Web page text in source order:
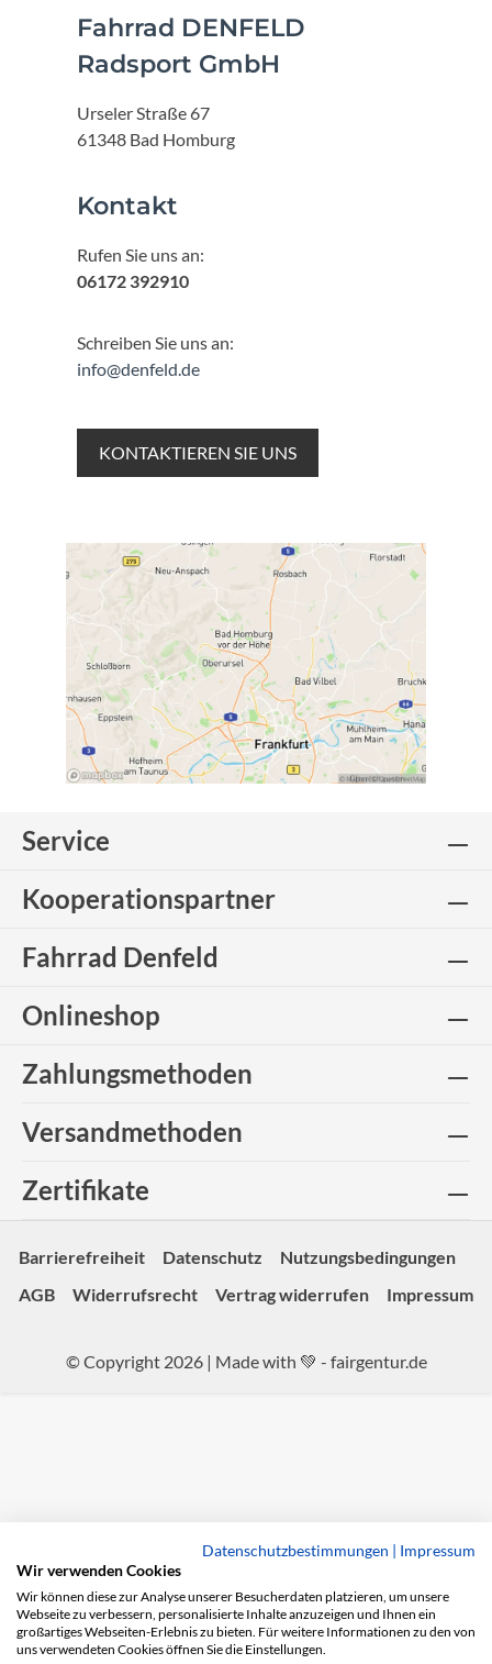
Fahrrad DENFELD
Radsport GmbH
Urseler Straße 67
61348 Bad Homburg
Kontakt
Rufen Sie uns an:
06172 392910
Schreiben Sie uns an:
info@denfeld.de
KONTAKTIEREN SIE UNS
Service
Kooperationspartner
Fahrrad Denfeld
Onlineshop
Zahlungsmethoden
Versandmethoden
Zertifikate
Barrierefreiheit Datenschutz
Nutzungsbedingungen
AGB
Widerrufsrecht Vertrag widerrufen Impressum
© Copyright 2026 | Made with 💚 - fairgentur.de
Datenschutzbestimmungen | Impressum
Wir verwenden Cookies
Wir können diese zur Analyse unserer Besucherdaten platzieren, um unsere
Webseite zu verbessern, personalisierte Inhalte anzuzeigen und Ihnen ein
großartiges Webseiten-Erlebnis zu bieten. Für weitere Informationen zu den von
uns verwendeten Cookies öffnen Sie die Einstellungen.